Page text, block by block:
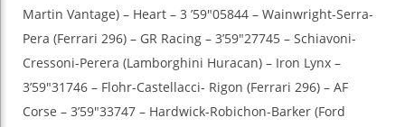
Martin Vantage) – Heart – 3 ’59″05844 – Wainwright-Serra-
Pera (Ferrari 296) – GR Racing – 3’59″27745 – Schiavoni-
Cressoni-Perera (Lamborghini Huracan) – Iron Lynx –
3’59″31746 – Flohr-Castellacci- Rigon (Ferrari 296) – AF
Corse – 3’59″33747 – Hardwick-Robichon-Barker (Ford